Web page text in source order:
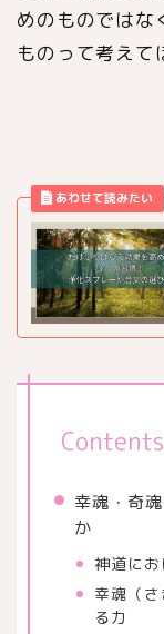
めのものではな
ものって考えて
Contents
幸魂・奇
か
神道に
幸魂（
る力